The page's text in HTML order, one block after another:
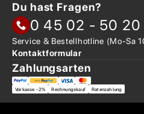
Du hast Fragen?
0 45 02 - 50 20
Service & Bestellhotline (Mo-Sa
Kontaktformular
Zahlungsarten
Vorkasse -2% Rechnungskauf Ratenzahlung